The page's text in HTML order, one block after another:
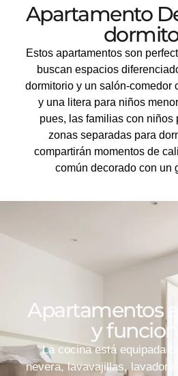
Apartamento
Estos apartamentos son
buscan espacios
dormitorio y un salón-comedor
y una litera para niños
pues, las familias con niños
zonas separadas para
compartirán momentos de
común decorado con un
Apartamentos
y
La cocina está equipada
nevera, lavavajillas,